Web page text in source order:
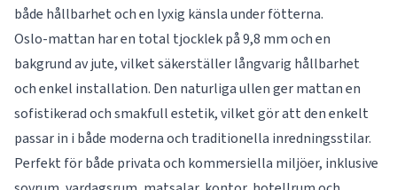
både hållbarhet och en lyxig känsla under fötterna.
Oslo-mattan har en total tjocklek på 9,8 mm och en
bakgrund av jute, vilket säkerställer långvarig hållbarhet
och enkel installation. Den naturliga ullen ger mattan en
sofistikerad och smakfull estetik, vilket gör att den enkelt
passar in i både moderna och traditionella inredningsstilar.
Perfekt för både privata och kommersiella miljöer, inklusive